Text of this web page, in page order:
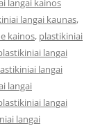
langai kainos
langai kaunas,
kainos, plastikiniai
langai
langai
langai
langai
langai